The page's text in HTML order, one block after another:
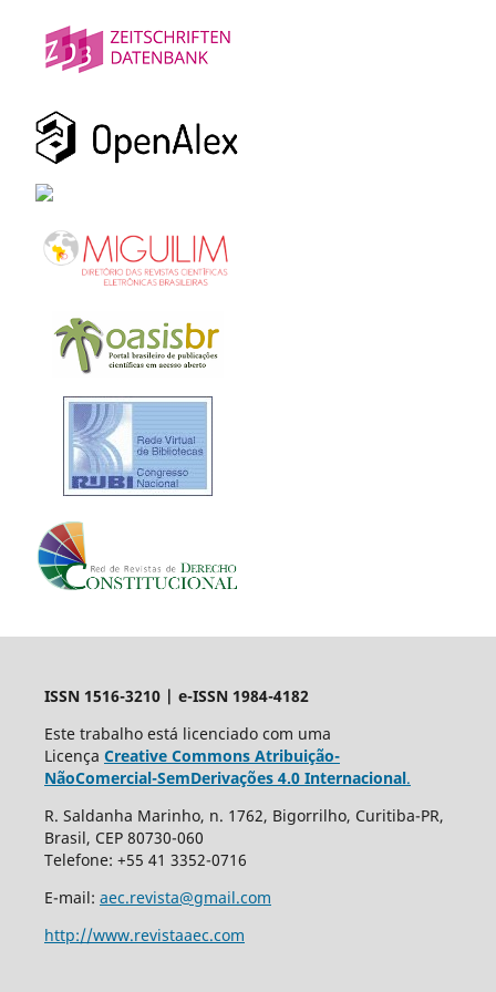
ISSN 1516-3210 | e-ISSN 1984-4182
Este trabalho está licenciado com uma
Licença Creative Commons Atribuição-
NãoComercial-SemDerivações 4.0 Internacional.
R. Saldanha Marinho, n. 1762, Bigorrilho, Curitiba-PR,
Brasil, CEP 80730-060
Telefone: +55 41 3352-0716
E-mail: aec.revista@gmail.com
http://www.revistaaec.com